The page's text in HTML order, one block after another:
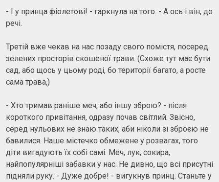
- І у принца фіолетові! - гаркнула на того. - А ось і він, до
речі.
Третій вже чекав на нас позаду свого помістя, посеред
зелених просторів скошеної трави. (Схоже тут має бути
сад, або щось у цьому роді, бо території багато, а росте
сама трава,)
- Хто тримав раніше меч, або іншу зброю? - після
короткого привітання, одразу почав світлий. Звісно,
серед нульових не знаю таких, аби ніколи зі зброєю не
бавилися. Наше містечко обмежене у розвагах, того
діти вигадують їх собі самі. Меч, лук, сокира,
найпопулярніші забавки у нас. Не дивно, що всі присутні
підняли руку. - Дуже добре! - вигукнув принц. Станьте у